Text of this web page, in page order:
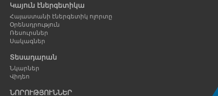
Կայուն էներգետիկա
Հայաստանի էներգետիկ ոլորտը
Օրենսդրություն
Ռեսուրսներ
Սակագներ
Տեսադարան
Նկարներ
Վիդեո
ՆՈՐՈՒԹՅՈՒՆՆԵՐ